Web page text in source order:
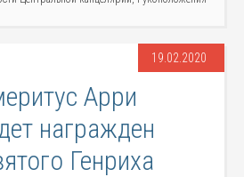
19.02.2020
Арри
награжден
Генриха